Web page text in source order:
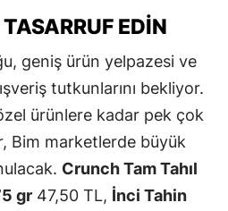
EDIN
geniş ürün yelpazesi ve
tutkunlarını bekliyor.
ürünlere kadar pek çok
Bim marketlerde büyük
Crunch Tam Tahıl
gr 47,50 TL, İnci Tahin